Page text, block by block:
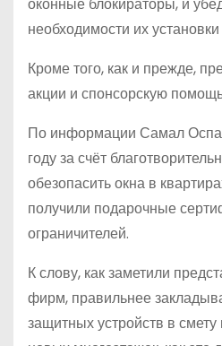
оконные блокираторы, и
необходимости их
Кроме того, как и прежде,
акции и спонсорскую
По информации Самал
году за счёт
обезопасить окна в
получили подарочные
ограничителей.
К слову, как заметили
фирм, правильнее
защитных устройств в смету